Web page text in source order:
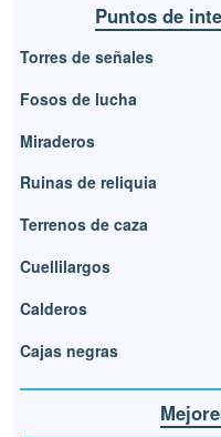
Puntos de
Torres de señales
Fosos de lucha
Miraderos
Ruinas de reliquia
Terrenos de caza
Cuellilargos
Calderos
Cajas negras